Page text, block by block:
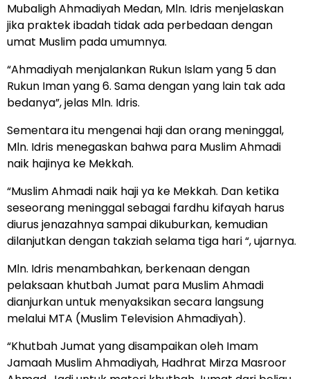
Mubaligh Ahmadiyah Medan, Mln. Idris menjelaskan
jika praktek ibadah tidak ada perbedaan dengan
umat Muslim pada umumnya.
“Ahmadiyah menjalankan Rukun Islam yang 5 dan
Rukun Iman yang 6. Sama dengan yang lain tak ada
bedanya”, jelas Mln. Idris.
Sementara itu mengenai haji dan orang meninggal,
Mln. Idris menegaskan bahwa para Muslim Ahmadi
naik hajinya ke Mekkah.
“Muslim Ahmadi naik haji ya ke Mekkah. Dan ketika
seseorang meninggal sebagai fardhu kifayah harus
diurus jenazahnya sampai dikuburkan, kemudian
dilanjutkan dengan takziah selama tiga hari “, ujarnya.
Mln. Idris menambahkan, berkenaan dengan
pelaksaan khutbah Jumat para Muslim Ahmadi
dianjurkan untuk menyaksikan secara langsung
melalui MTA (Muslim Television Ahmadiyah).
“Khutbah Jumat yang disampaikan oleh Imam
Jamaah Muslim Ahmadiyah, Hadhrat Mirza Masroor